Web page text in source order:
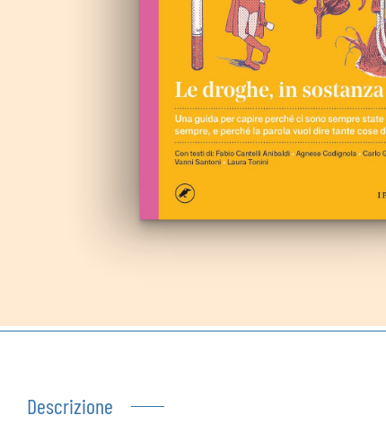
Descrizione